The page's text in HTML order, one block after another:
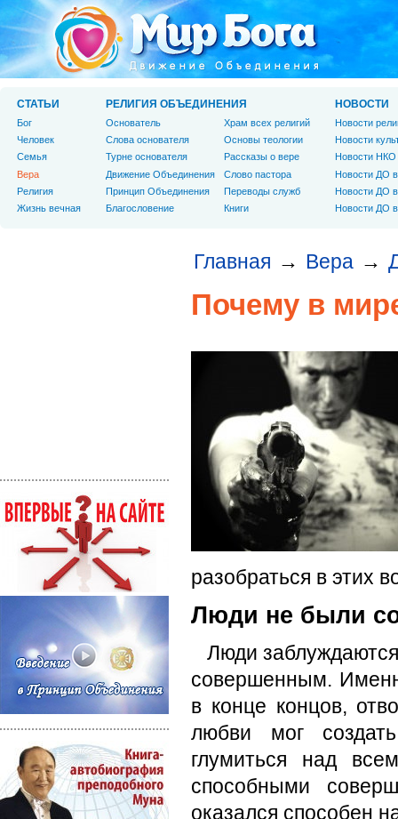
Главная → Вера →
Почему в
разобраться в этих
Люди не были
Люди
совершенным.
в конце концов,
любви мог
глумиться над
способными
оказался способен
СТАТЬИ
Бог
Человек
Cемья
Вера
Религия
Жизнь вечная
РЕЛИГИЯ ОБЪЕДИНЕНИЯ
Основатель
Слова основателя
Турне основателя
Движение Объединения
Принцип Объединения
Благословение
Храм всех религий
Основы теологии
Рассказы о вере
Слово пастора
Переводы служб
Книги
НОВОСТИ
Новости
Новости
Новости НКО
Новости ДО
Новости ДО
Новости ДО